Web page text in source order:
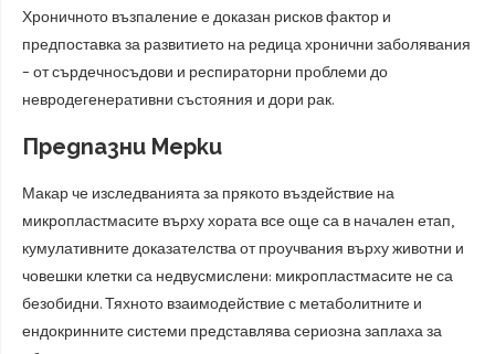
Хроничното възпаление е доказан рисков фактор и
предпоставка за развитието на редица хронични заболявания
– от сърдечносъдови и респираторни проблеми до
невродегенеративни състояния и дори рак.
Предпазни Мерки
Макар че изследванията за прякото въздействие на
микропластмасите върху хората все още са в начален етап,
кумулативните доказателства от проучвания върху животни и
човешки клетки са недвусмислени: микропластмасите не са
безобидни. Тяхното взаимодействие с метаболитните и
ендокринните системи представлява сериозна заплаха за